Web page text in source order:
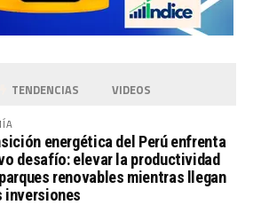
TENDENCIAS VIDEOS
energética del Perú enfrenta
desafío: elevar la productividad
renovables mientras llegan
inversiones